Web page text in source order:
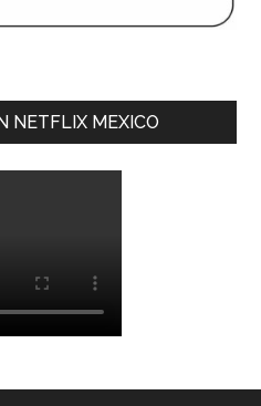
NETFLIX MEXICO